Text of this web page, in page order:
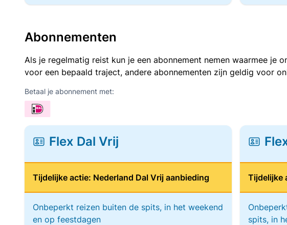
Abonnementen
Als je regelmatig reist kun je een abonnement nemen waarmee je
voor een bepaald traject, andere abonnementen zijn geldig voor
Betaal je abonnement met:
Flex Dal Vrij
Tijdelijke actie: Nederland Dal Vrij aanbieding
Onbeperkt reizen buiten de spits, in het weekend
en op feestdagen
Tijdelijke
spits, in